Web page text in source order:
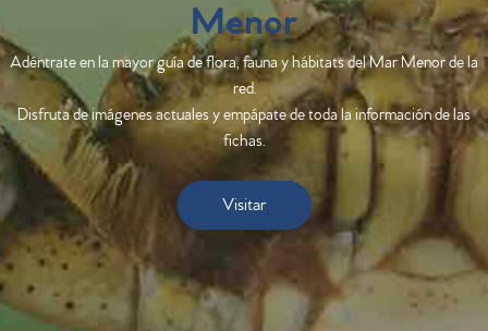
Menor
Adéntrate en la mayor guía de flora, fauna y hábitats del Mar Menor de la
red.
Disfruta de imágenes actuales y empápate de toda la información de las
fichas.
Visitar